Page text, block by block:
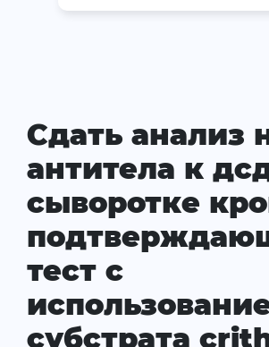
Сдать анализ
антитела к
сыворотке
тест с
субстрата